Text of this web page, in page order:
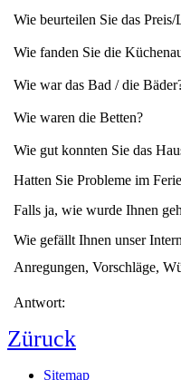
Wie beurteilen Sie das
Wie fanden Sie die
Wie war das Bad / die
Wie waren die Betten?
Wie gut konnten Sie das
Hatten Sie Probleme im
Falls ja, wie wurde Ihnen
Wie gefällt Ihnen unser
Anregungen, Vorschläge,
Antwort:
Züruck
Sitemap